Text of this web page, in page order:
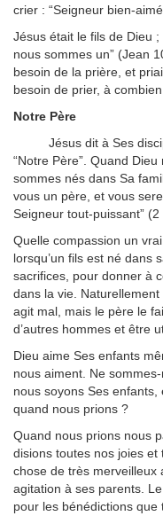
crier : “Seigneur bien-
Jésus était le fils de Dieu
nous sommes un” (Jean
besoin de la prière, et
besoin de prier, à
Notre Père
Jésus dit à Ses
“Notre Père”. Quand
sommes nés dans Sa
vous un père, et vous
Seigneur tout-puissant”
Quelle compassion un
lorsqu’un fils est né dans
sacrifices, pour donner à
dans la vie.
agit mal, mais le père le
d’autres hommes et être
Dieu aime Ses enfants
nous aiment. Ne
nous soyons Ses enfants,
quand nous prions ?
Quand nous prions nous
disions toutes nos joies
chose de très merveilleux
agitation à ses parents.
pour les bénédictions que